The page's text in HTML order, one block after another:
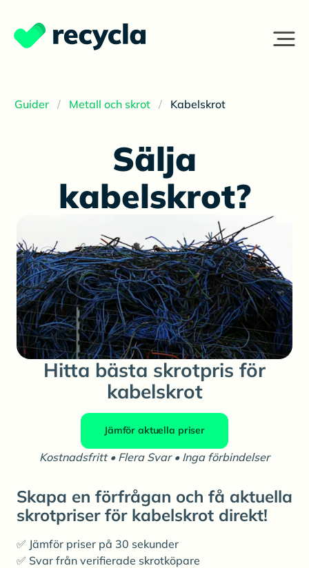
Guider Metall och skrot Kabelskrot
Sälja
kabelskrot?
Hitta bästa skrotpris för
kabelskrot
Jämför aktuella priser
Kostnadsfritt • Flera Svar • Inga förbindelser
Skapa en förfrågan och få aktuella
skrotpriser för kabelskrot direkt!
✅ Jämför priser på 30 sekunder
✅ Svar från verifierade skrotköpare